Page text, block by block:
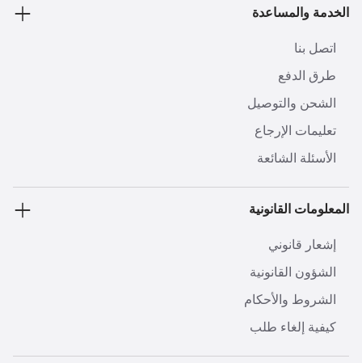
الخدمة والمساعدة
اتصل بنا
طرق الدفع
الشحن والتوصيل
تعليمات الإرجاع
الأسئلة الشائعة
المعلومات القانونية
إشعار قانوني
الشؤون القانونية
الشروط والأحكام
كيفية إلغاء طلب